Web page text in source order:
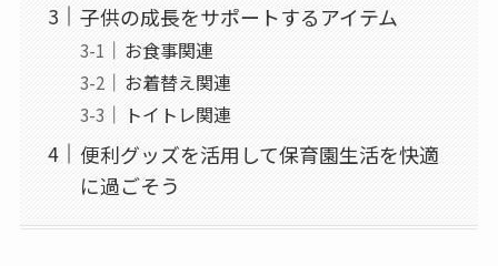
子供の成長をサポートするアイテム
お食事関連
お着替え関連
トイトレ関連
便利グッズを活用して保育園生活を快適
に過ごそう